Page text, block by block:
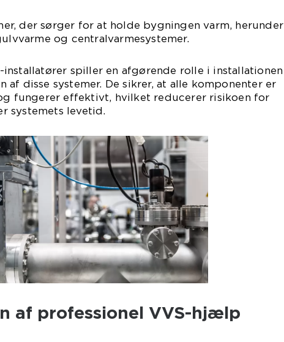
der sørger for at holde bygningen varm, herunder
og centralvarmesystemer.
installatører spiller en afgørende rolle i installationen
af disse systemer. De sikrer, at alle komponenter er
fungerer effektivt, hvilket reducerer risikoen for
systemets levetid.
af professionel VVS-hjælp